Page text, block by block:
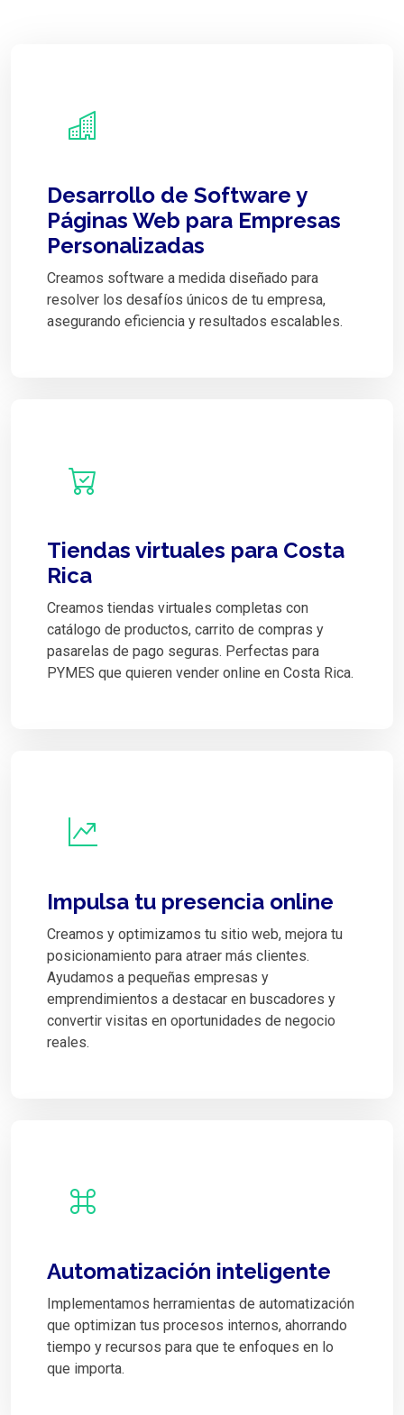
Desarrollo de Software y
Páginas Web para Empresas
Personalizadas
Creamos software a medida diseñado para
resolver los desafíos únicos de tu empresa,
asegurando eficiencia y resultados escalables.
Tiendas virtuales para Costa
Rica
Creamos tiendas virtuales completas con
catálogo de productos, carrito de compras y
pasarelas de pago seguras. Perfectas para
PYMES que quieren vender online en Costa Rica.
Impulsa tu presencia online
Creamos y optimizamos tu sitio web, mejora tu
posicionamiento para atraer más clientes.
Ayudamos a pequeñas empresas y
emprendimientos a destacar en buscadores y
convertir visitas en oportunidades de negocio
reales.
Automatización inteligente
Implementamos herramientas de automatización
que optimizan tus procesos internos, ahorrando
tiempo y recursos para que te enfoques en lo
que importa.